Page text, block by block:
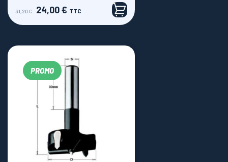
Prix
31,20 € Prix
24,00 € TTC
PROMO